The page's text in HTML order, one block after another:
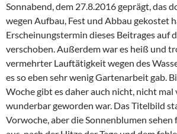
Sonnabend, dem 27.8.2016 geprägt, das
wegen Aufbau, Fest und Abbau gekostet
Erscheinungstermin dieses Beitrages auf
verschoben. Außerdem war es heiß und
vermehrter Lauftätigkeit wegen des
es so eben sehr wenig Gartenarbeit gab.
Woche gibt es daher auch nicht, nicht mal
wunderbar geworden war. Das Titelbild
Vorwoche, aber die Sonnenblumen sehen